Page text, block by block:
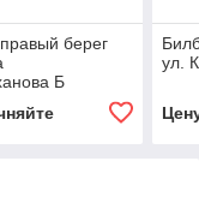
берег
Б
ул.